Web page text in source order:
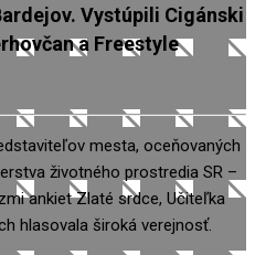
Vystúpili Cigánski
a Freestyle
mesta, oceňovaných
životného prostredia SR –
ankiet Zlaté srdce, Učiteľka
hlasovala široká verejnosť.